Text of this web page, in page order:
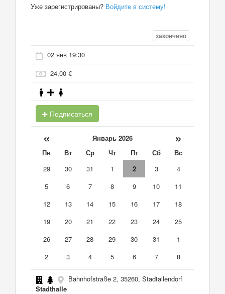
Уже зарегистрированы? Войдите в систему!
закончено
02 янв 19:30
24,00 €
Подписаться
« Январь 2026 »
Пн Вт Ср Чт Пт Сб
Вс
29
30 31 1 2 3
4
5
6 7 8 9 10
11
12
13 14 15 16 17
18
19
20 21 22 23 24
25
26
27 28 29 30 31
1
2
3 4 5 6 7 8
Bahnhofstraße 2, 35260, Stadtallendorf
Stadthalle